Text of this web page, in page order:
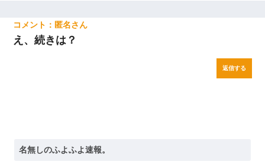
匿名
え、続きは？
返信する